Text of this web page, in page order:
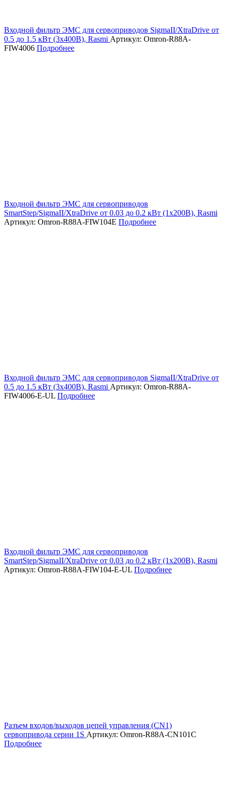
Входной фильтр ЭМС для сервоприводов SigmaII/XtraDrive от
0.5 до 1.5 кВт (3х400В), Rasmi Артикул: Omron-R88A-
FIW4006 Подробнее
Входной фильтр ЭМС для сервоприводов
SmartStep/SigmaII/XtraDrive от 0.03 до 0.2 кВт (1х200В), Rasmi
Артикул: Omron-R88A-FIW104E Подробнее
Входной фильтр ЭМС для сервоприводов SigmaII/XtraDrive от
0.5 до 1.5 кВт (3х400В), Rasmi Артикул: Omron-R88A-
FIW4006-E-UL Подробнее
Входной фильтр ЭМС для сервоприводов
SmartStep/SigmaII/XtraDrive от 0.03 до 0.2 кВт (1х200В), Rasmi
Артикул: Omron-R88A-FIW104-E-UL Подробнее
Разъем входов/выходов цепей управления (CN1)
сервопривода серии 1S Артикул: Omron-R88A-CN101C
Подробнее